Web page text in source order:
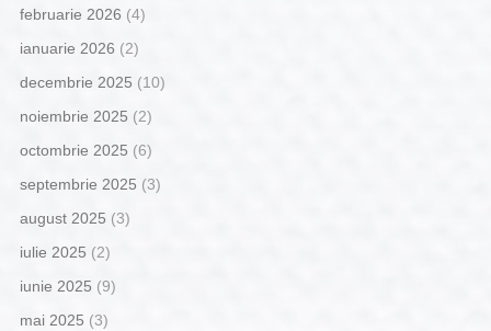
februarie 2026 (4)
ianuarie 2026 (2)
decembrie 2025 (10)
noiembrie 2025 (2)
octombrie 2025 (6)
septembrie 2025 (3)
august 2025 (3)
iulie 2025 (2)
iunie 2025 (9)
mai 2025 (3)